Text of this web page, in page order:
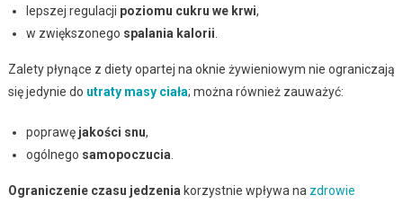
lepszej regulacji poziomu cukru we krwi,
w zwiększonego spalania kalorii
Zalety płynące z diety opartej na oknie żywieniowym nie ograniczają
się jedynie do utraty masy ciała; można również zauważyć:
poprawę jakości snu,
ogólnego samopoczucia
Ograniczenie czasu jedzenia korzystnie wpływa na zdrowie